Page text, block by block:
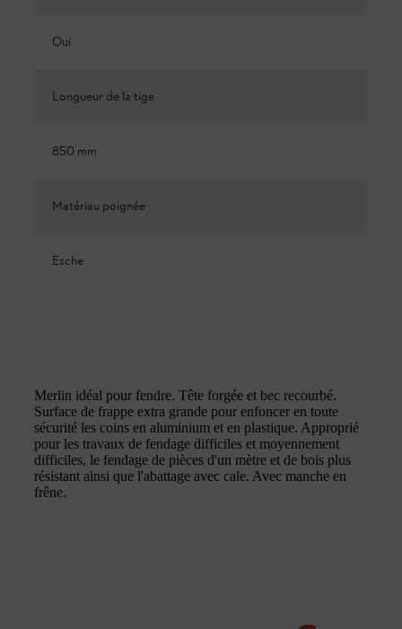
Oui
Longueur de la tige
850 mm
Matériau poignée
Esche
Merlin idéal pour fendre. Tête forgée et bec recourbé.
Surface de frappe extra grande pour enfoncer en toute
sécurité les coins en aluminium et en plastique. Approprié
pour les travaux de fendage difficiles et moyennement
difficiles, le fendage de pièces d'un mètre et de bois plus
résistant ainsi que l'abattage avec cale. Avec manche en
frêne.